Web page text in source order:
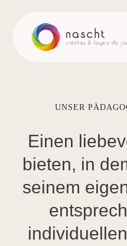
UNSER
Einen
bieten, in
seinem
individuellen